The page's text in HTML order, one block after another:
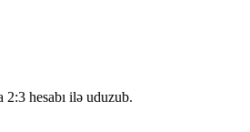
hesabı ilə uduzub.